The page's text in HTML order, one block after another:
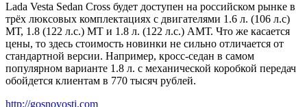
Lada Vesta Sedan Cross будет доступен на российском рынке в
трёх люксовых комплектациях с двигателями 1.6 л. (106 л.с)
МТ, 1.8 (122 л.с.) МТ и 1.8 л. (122 л.с.) АМТ. Что же касается
цены, то здесь стоимость новинки не сильно отличается от
стандартной версии. Например, кросс-седан в самом
популярном варианте 1.8 л. с механической коробкой передач
обойдется клиентам в 770 тысяч рублей.
http://gosnovosti.com